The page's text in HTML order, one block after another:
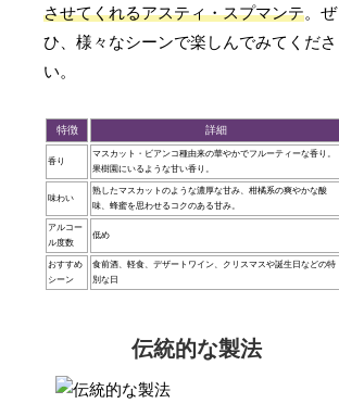
させてくれるアスティ・スプマンテ。ぜ
ひ、様々なシーンで楽しんでみてくださ
い。
特徴 詳細
香り
マスカット・ビアンコ種由来の華やかでフルーティーな香り。
果樹園にいるような甘い香り。
味わい
熟したマスカットのような濃厚な甘み、柑橘系の爽やかな酸
味、蜂蜜を思わせるコクのある甘み。
アルコー
ル度数
低め
おすすめ
シーン
食前酒、軽食、デザートワイン、クリスマスや誕生日などの特
別な日
伝統的な製法